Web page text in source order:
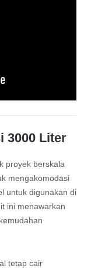
3000 Liter
proyek berskala
mengakomodasi
untuk digunakan di
ini menawarkan
tetap cair